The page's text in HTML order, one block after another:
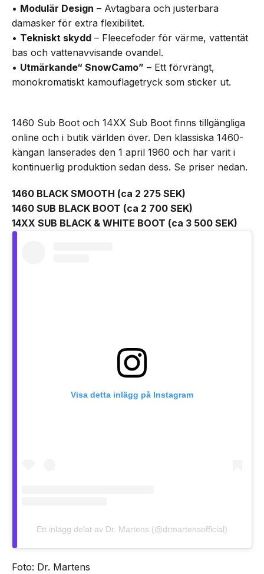
• Modulär Design – Avtagbara och justerbara
damasker för extra flexibilitet.
• Tekniskt skydd – Fleecefoder för värme, vattentät
bas och vattenavvisande ovandel.
• Utmärkande“ SnowCamo” – Ett förvrängt,
monokromatiskt kamouflagetryck som sticker ut.
1460 Sub Boot och 14XX Sub Boot finns tillgängliga
online och i butik världen över. Den klassiska 1460-
kängan lanserades den 1 april 1960 och har varit i
kontinuerlig produktion sedan dess. Se priser nedan.
1460 BLACK SMOOTH (ca 2 275 SEK)
1460 SUB BLACK BOOT (ca 2 700 SEK)
14XX SUB BLACK & WHITE BOOT (ca 3 500 SEK)
Visa detta inlägg på Instagram
Ett inlägg delat av Dr. Martens (@drmartensofficial)
Foto: Dr. Martens